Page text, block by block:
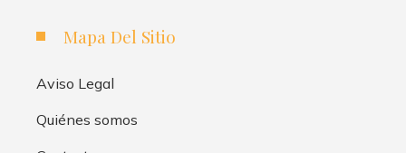
Mapa Del Sitio
Aviso Legal
Quiénes somos